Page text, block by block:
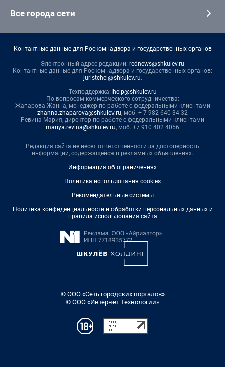
Все города сети
Контактные данные для Роскомнадзора и государственных органов
Электронный адрес редакции: rednews@shkulev.ru
Контактные данные для Роскомнадзора и государственных органов:
juristchel@shkulev.ru.
Техподдержка: help@shkulev.ru
По вопросам коммерческого сотрудничества:
Жапарова Жанна, менеджер по работе с федеральными клиентами
zhanna.zhaparova@shkulev.ru, моб. + 7 982 640 34 32
Ревина Мария, директор по работе с федеральными клиентами
mariya.revina@shkulev.ru, моб. +7 910 402 4056
Редакция сайта не несет ответственности за достоверность
информации, содержащейся в рекламных объявлениях.
Информация об ограничениях
Политика использования cookies
Рекомендательные системы
Политика конфиденциальности и обработки персональных данных и
правила использования сайта
© ООО «Сеть городских порталов»
© ООО «Интернет Технологии»